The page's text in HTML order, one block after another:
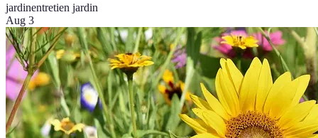
jardinentretien jardin
Aug 3